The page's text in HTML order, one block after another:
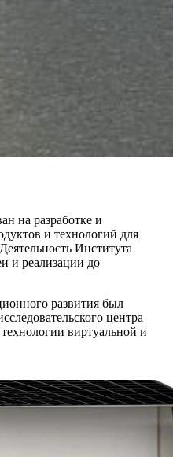
на разработке и
и технологий для
Института
и реализации до
развития был
центра
виртуальной и